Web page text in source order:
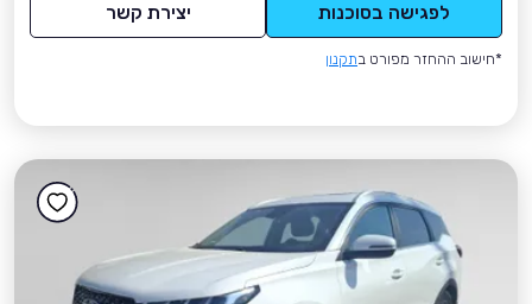
לפגישה בסוכנות יצירת קשר
*חישוב ההחזר מפורט בתקנון